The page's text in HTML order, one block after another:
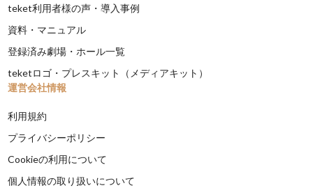
teket利用者様の声・導入事例
資料・マニュアル
登録済み劇場・ホール一覧
teketロゴ・プレスキット（メディアキット）
運営会社情報
利用規約
プライバシーポリシー
Cookieの利用について
個人情報の取り扱いについて